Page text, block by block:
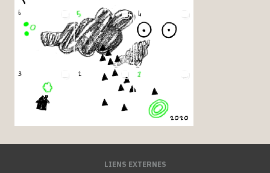
LIENS EXTERNES